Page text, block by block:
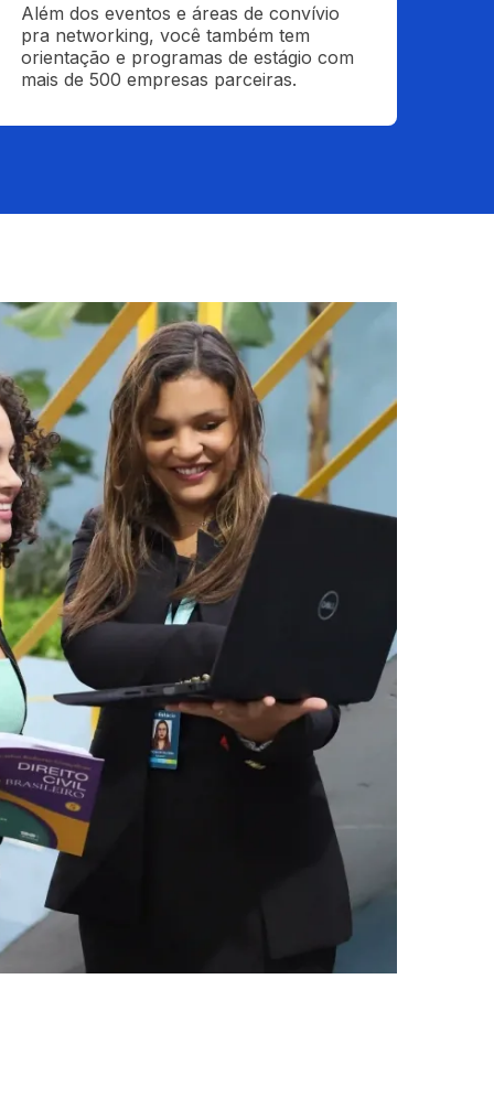
Além dos eventos e áreas de convívio
pra networking, você também tem
orientação e programas de estágio com
mais de 500 empresas parceiras.